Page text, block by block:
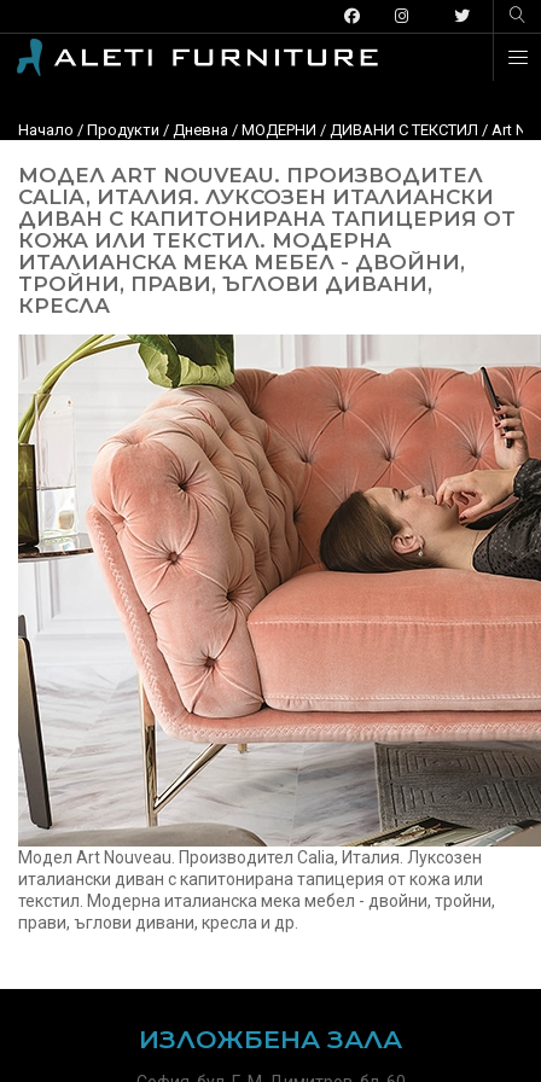
Начало / Продукти / Дневна / МОДЕРНИ / ДИВАНИ С ТЕКСТИЛ / Art
МОДЕЛ ART NOUVEAU. ПРОИЗВОДИТЕЛ
CALIA, ИТАЛИЯ. ЛУКСОЗЕН ИТАЛИАНСКИ
ДИВАН С КАПИТОНИРАНА ТАПИЦЕРИЯ ОТ
КОЖА ИЛИ ТЕКСТИЛ. МОДЕРНА
ИТАЛИАНСКА МЕКА МЕБЕЛ - ДВОЙНИ,
ТРОЙНИ, ПРАВИ, ЪГЛОВИ ДИВАНИ,
КРЕСЛА
Модел Art Nouveau. Производител Calia, Италия. Луксозен
италиански диван с капитонирана тапицерия от кожа или
текстил. Модерна италианска мека мебел - двойни, тройни,
прави, ъглови дивани, кресла и др.
ИЗЛОЖБЕНА ЗАЛА